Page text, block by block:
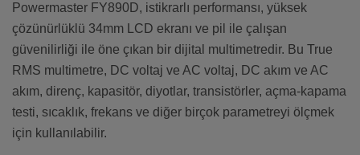
Powermaster FY890D, istikrarlı performansı, yüksek
çözünürlüklü 34mm LCD ekranı ve pil ile çalışan
güvenilirliği ile öne çıkan bir dijital multimetredir. Bu True
RMS multimetre, DC voltaj ve AC voltaj, DC akım ve AC
akım, direnç, kapasitör, diyotlar, transistörler, açma-kapama
testi, sıcaklık, frekans ve diğer birçok parametreyi ölçmek
için kullanılabilir.